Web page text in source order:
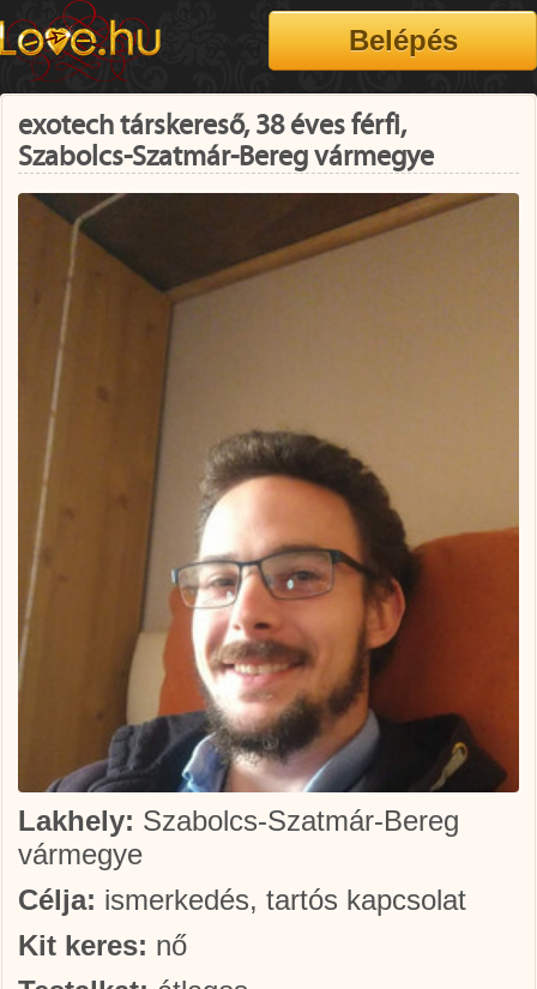
exotech társkereső, 38 éves férfi,
Szabolcs-Szatmár-Bereg vármegye
Lakhely: Szabolcs-Szatmár-Bereg
vármegye
Célja: ismerkedés, tartós kapcsolat
Kit keres: nő